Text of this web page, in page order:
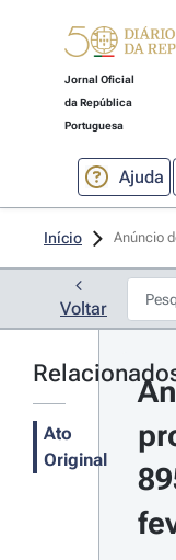
Jornal Oficial
da República
Portuguesa
Ajuda
Início Anúncio
Voltar
Ato
Original